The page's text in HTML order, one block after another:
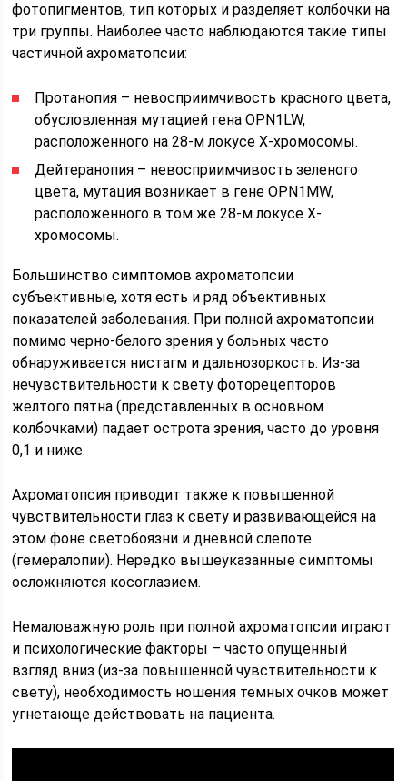
фотопигментов, тип которых и разделяет колбочки на
три группы. Наиболее часто наблюдаются такие типы
частичной ахроматопсии:
Протанопия – невосприимчивость красного цвета,
обусловленная мутацией гена OPN1LW,
расположенного на 28-м локусе Х-хромосомы.
Дейтеранопия – невосприимчивость зеленого
цвета, мутация возникает в гене OPN1MW,
расположенного в том же 28-м локусе Х-
хромосомы.
Большинство симптомов ахроматопсии
субъективные, хотя есть и ряд объективных
показателей заболевания. При полной ахроматопсии
помимо черно-белого зрения у больных часто
обнаруживается нистагм и дальнозоркость. Из-за
нечувствительности к свету фоторецепторов
желтого пятна (представленных в основном
колбочками) падает острота зрения, часто до уровня
0,1 и ниже.
Ахроматопсия приводит также к повышенной
чувствительности глаз к свету и развивающейся на
этом фоне светобоязни и дневной слепоте
(гемералопии). Нередко вышеуказанные симптомы
осложняются косоглазием.
Немаловажную роль при полной ахроматопсии играют
и психологические факторы – часто опущенный
взгляд вниз (из-за повышенной чувствительности к
свету), необходимость ношения темных очков может
угнетающе действовать на пациента.